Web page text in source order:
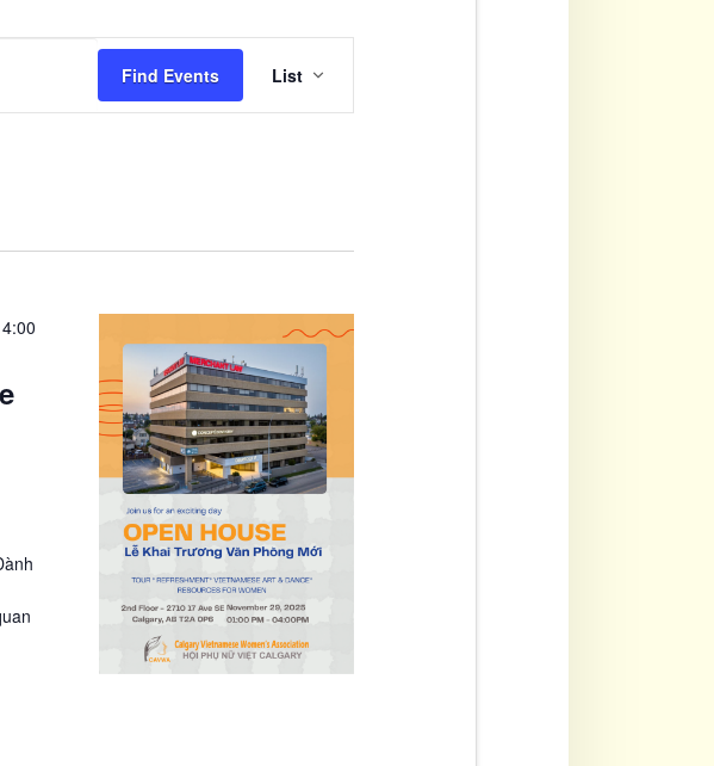
Find Events
Event
Views
List
4:00